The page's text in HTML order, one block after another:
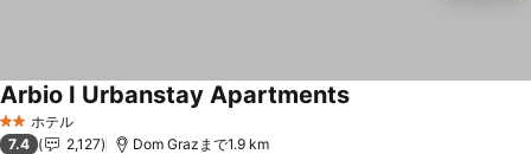
2 ホテルのランク
ホテル
Arbio I Urbanstay Apartments
7.4 2,127 Dom Grazまで1.9 km